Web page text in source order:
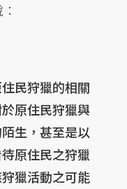
民狩獵的相關
原住民狩獵與
生，甚至是以
原住民之狩獵
獵活動之可能